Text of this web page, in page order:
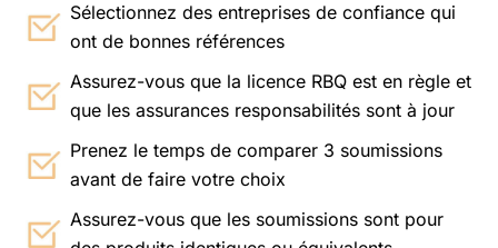
Sélectionnez des entreprises de confiance qui
ont de bonnes références
Assurez-vous que la licence RBQ est en règle et
que les assurances responsabilités sont à jour
Prenez le temps de comparer 3 soumissions
avant de faire votre choix
Assurez-vous que les soumissions sont pour